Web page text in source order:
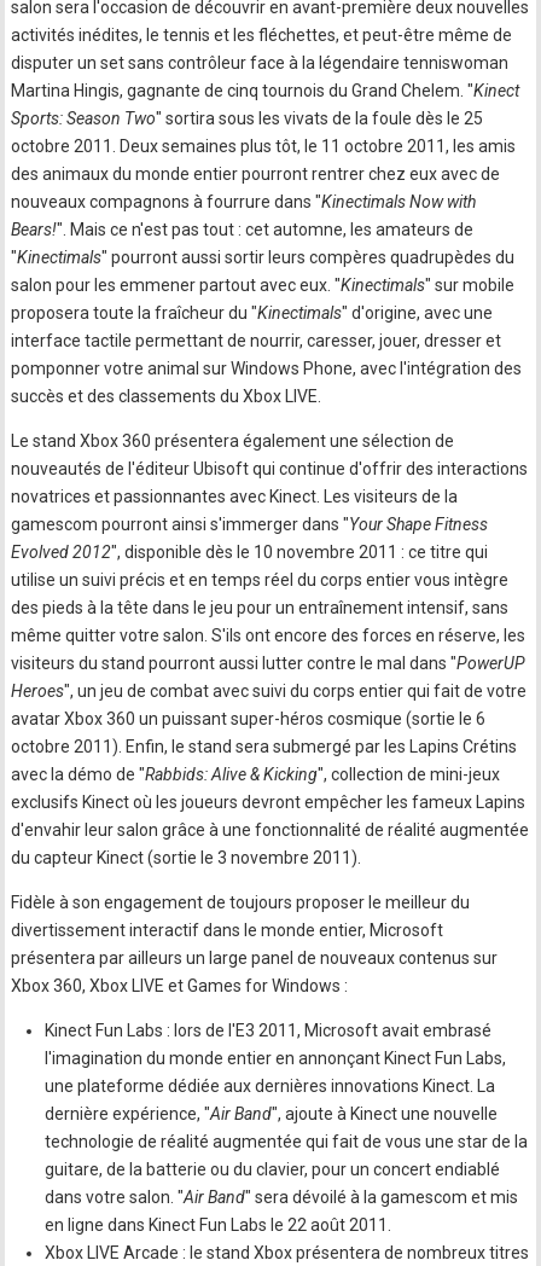
salon sera l'occasion de découvrir en avant-première deux nouvelles
activités inédites, le tennis et les fléchettes, et peut-être même de
disputer un set sans contrôleur face à la légendaire tenniswoman
Martina Hingis, gagnante de cinq tournois du Grand Chelem. "Kinect
Sports: Season Two" sortira sous les vivats de la foule dès le 25
octobre 2011. Deux semaines plus tôt, le 11 octobre 2011, les amis
des animaux du monde entier pourront rentrer chez eux avec de
nouveaux compagnons à fourrure dans "Kinectimals Now with
Bears!". Mais ce n'est pas tout : cet automne, les amateurs de
"Kinectimals" pourront aussi sortir leurs compères quadrupèdes du
salon pour les emmener partout avec eux. "Kinectimals" sur mobile
proposera toute la fraîcheur du "Kinectimals" d'origine, avec une
interface tactile permettant de nourrir, caresser, jouer, dresser et
pomponner votre animal sur Windows Phone, avec l'intégration des
succès et des classements du Xbox LIVE.
Le stand Xbox 360 présentera également une sélection de
nouveautés de l'éditeur Ubisoft qui continue d'offrir des interactions
novatrices et passionnantes avec Kinect. Les visiteurs de la
gamescom pourront ainsi s'immerger dans "Your Shape Fitness
Evolved 2012", disponible dès le 10 novembre 2011 : ce titre qui
utilise un suivi précis et en temps réel du corps entier vous intègre
des pieds à la tête dans le jeu pour un entraînement intensif, sans
même quitter votre salon. S'ils ont encore des forces en réserve, les
visiteurs du stand pourront aussi lutter contre le mal dans "PowerUP
Heroes", un jeu de combat avec suivi du corps entier qui fait de votre
avatar Xbox 360 un puissant super-héros cosmique (sortie le 6
octobre 2011). Enfin, le stand sera submergé par les Lapins Crétins
avec la démo de "Rabbids: Alive & Kicking", collection de mini-jeux
exclusifs Kinect où les joueurs devront empêcher les fameux Lapins
d'envahir leur salon grâce à une fonctionnalité de réalité augmentée
du capteur Kinect (sortie le 3 novembre 2011).
Fidèle à son engagement de toujours proposer le meilleur du
divertissement interactif dans le monde entier, Microsoft
présentera par ailleurs un large panel de nouveaux contenus sur
Xbox 360, Xbox LIVE et Games for Windows :
Kinect Fun Labs : lors de l'E3 2011, Microsoft avait embrasé
l'imagination du monde entier en annonçant Kinect Fun Labs,
une plateforme dédiée aux dernières innovations Kinect. La
dernière expérience, "Air Band", ajoute à Kinect une nouvelle
technologie de réalité augmentée qui fait de vous une star de la
guitare, de la batterie ou du clavier, pour un concert endiablé
dans votre salon. "Air Band" sera dévoilé à la gamescom et mis
en ligne dans Kinect Fun Labs le 22 août 2011.
Xbox LIVE Arcade : le stand Xbox présentera de nombreux titres